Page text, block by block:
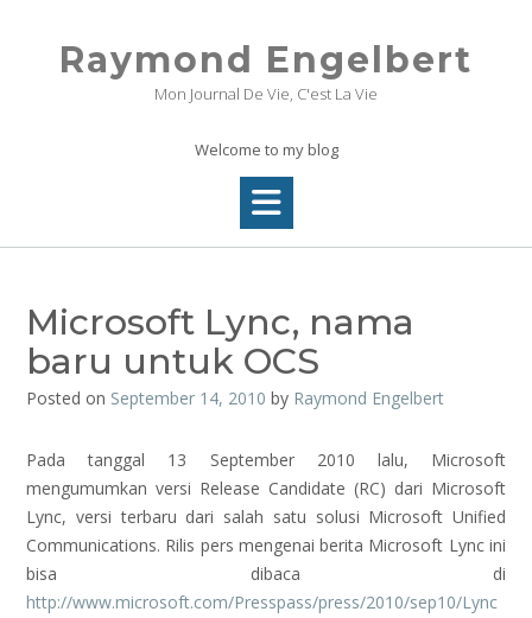
Raymond Engelbert
Mon Journal De Vie, C'est La Vie
Welcome to my blog
Microsoft Lync, nama
baru untuk OCS
Posted on September 14, 2010 by Raymond Engelbert
Pada tanggal 13 September 2010 lalu, Microsoft
mengumumkan versi Release Candidate (RC) dari Microsoft
Lync, versi terbaru dari salah satu solusi Microsoft Unified
Communications. Rilis pers mengenai berita Microsoft Lync ini
bisa dibaca di
http://www.microsoft.com/Presspass/press/2010/sep10/Lync